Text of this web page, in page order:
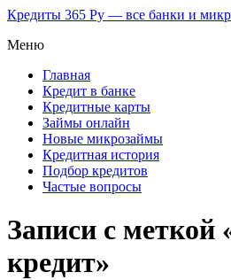
Кредиты 365 Ру — все банки и
Меню
Главная
Кредит в банке
Кредитные карты
Займы онлайн
Новые микрозаймы
Кредитная история
Подбор кредитов
Частые вопросы
Записи с меткой
кредит»